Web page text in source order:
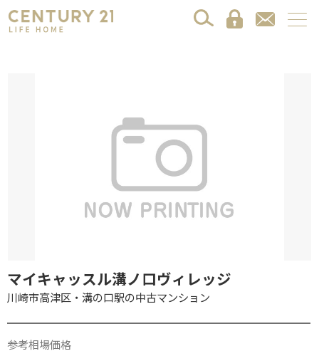
マイキャッスル溝ノ口ヴィレッジ
川崎市高津区・溝の口駅の中古マンション
参考相場価格